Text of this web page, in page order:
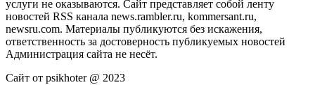
услуги не оказываются. Сайт представляет собой ленту
новостей RSS канала news.rambler.ru, kommersant.ru,
newsru.com. Материалы публикуются без искажения,
ответственность за достоверность публикуемых новостей
Администрация сайта не несёт.
Сайт от psikhoter @ 2023